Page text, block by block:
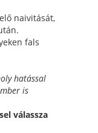
naivitását,
fals
hatással
is
válassza